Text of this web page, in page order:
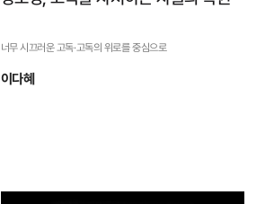
너무 시끄러운 고독·고독의 위로를 중심으로
이다혜
들의 특권